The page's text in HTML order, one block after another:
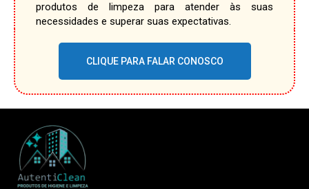
produtos de limpeza para atender às suas
necessidades e superar suas expectativas.
CLIQUE PARA FALAR CONOSCO